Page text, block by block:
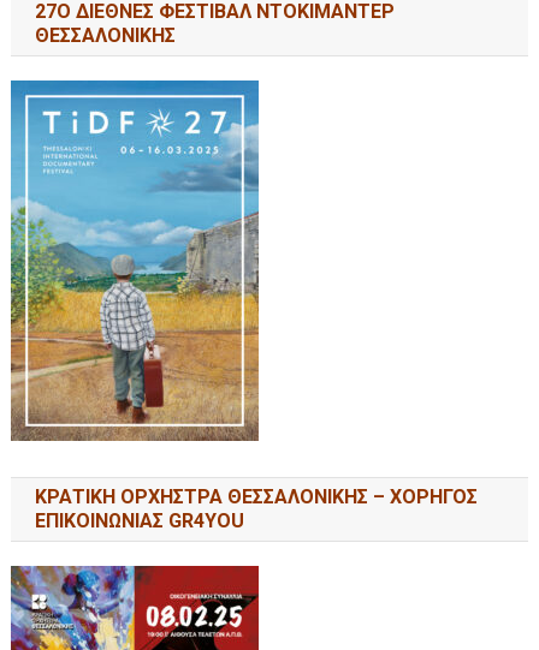
27Ο ΔΙΕΘΝΕΣ ΦΕΣΤΙΒΑΛ ΝΤΟΚΙΜΑΝΤΕΡ
ΘΕΣΣΑΛΟΝΙΚΗΣ
ΚΡΑΤΙΚΗ ΟΡΧΗΣΤΡΑ ΘΕΣΣΑΛΟΝΙΚΗΣ – ΧΟΡΗΓΟΣ
ΕΠΙΚΟΙΝΩΝΙΑΣ GR4YOU